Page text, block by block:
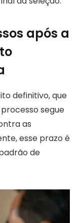
após a
definitivo, que
segue
as
esse prazo é
de